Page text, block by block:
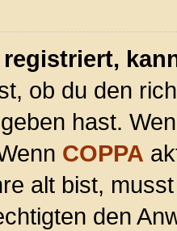
ob du den
hast.
COPPA
alt bist,
den